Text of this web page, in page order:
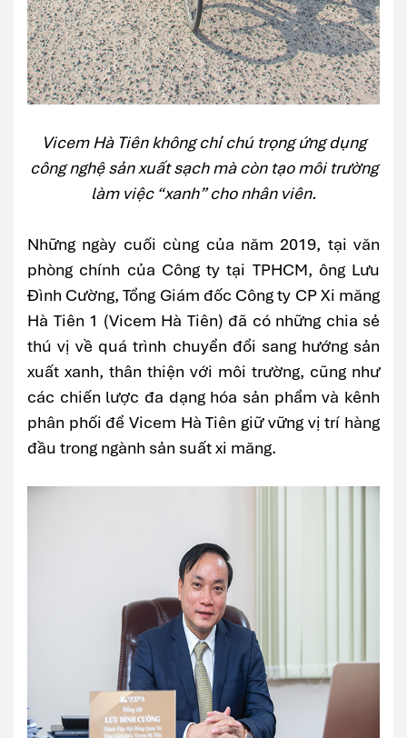
Vicem Hà Tiên không chỉ chú trọng ứng dụng
công nghệ sản xuất sạch mà còn tạo môi trường
làm việc “xanh” cho nhân viên.
Những ngày cuối cùng của năm 2019, tại văn
phòng chính của Công ty tại TPHCM, ông Lưu
Đình Cường, Tổng Giám đốc Công ty CP Xi măng
Hà Tiên 1 (Vicem Hà Tiên) đã có những chia sẻ
thú vị về quá trình chuyển đổi sang hướng sản
xuất xanh, thân thiện với môi trường, cũng như
các chiến lược đa dạng hóa sản phẩm và kênh
phân phối để Vicem Hà Tiên giữ vững vị trí hàng
đầu trong ngành sản suất xi măng.